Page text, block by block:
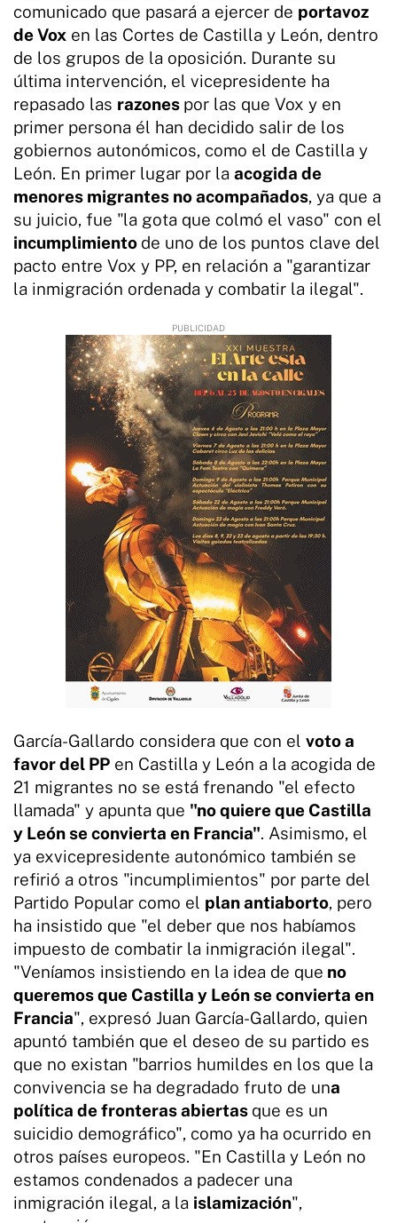
comunicado que pasará a ejercer de portavoz
de Vox en las Cortes de Castilla y León, dentro
de los grupos de la oposición. Durante su
última intervención, el vicepresidente ha
repasado las razones por las que Vox y en
primer persona él han decidido salir de los
gobiernos autonómicos, como el de Castilla y
León. En primer lugar por la acogida de
menores migrantes no acompañados, ya que a
su juicio, fue "la gota que colmó el vaso" con el
incumplimiento de uno de los puntos clave del
pacto entre Vox y PP, en relación a "garantizar
la inmigración ordenada y combatir la ilegal".
García-Gallardo considera que con el voto a
favor del PP en Castilla y León a la acogida de
21 migrantes no se está frenando "el efecto
llamada" y apunta que "no quiere que Castilla
y León se convierta en Francia". Asimismo, el
ya exvicepresidente autonómico también se
refirió a otros "incumplimientos" por parte del
Partido Popular como el plan antiaborto, pero
ha insistido que "el deber que nos habíamos
impuesto de combatir la inmigración ilegal".
"Veníamos insistiendo en la idea de que no
queremos que Castilla y León se convierta en
Francia", expresó Juan García-Gallardo, quien
apuntó también que el deseo de su partido es
que no existan "barrios humildes en los que la
convivencia se ha degradado fruto de una
política de fronteras abiertas que es un
suicidio demográfico", como ya ha ocurrido en
otros países europeos. "En Castilla y León no
estamos condenados a padecer una
inmigración ilegal, a la islamización",